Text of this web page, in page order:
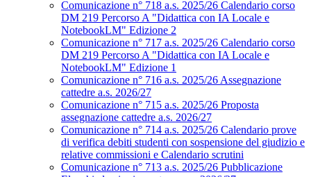
Comunicazione n° 718 a.s. 2025/26 Calendario corso
DM 219 Percorso A "Didattica con IA Locale e
NotebookLM" Edizione 2
Comunicazione n° 717 a.s. 2025/26 Calendario corso
DM 219 Percorso A "Didattica con IA Locale e
NotebookLM" Edizione 1
Comunicazione n° 716 a.s. 2025/26 Assegnazione
cattedre a.s. 2026/27
Comunicazione n° 715 a.s. 2025/26 Proposta
assegnazione cattedre a.s. 2026/27
Comunicazione n° 714 a.s. 2025/26 Calendario prove
di verifica debiti studenti con sospensione del giudizio e
relative commissioni e Calendario scrutini
Comunicazione n° 713 a.s. 2025/26 Pubblicazione